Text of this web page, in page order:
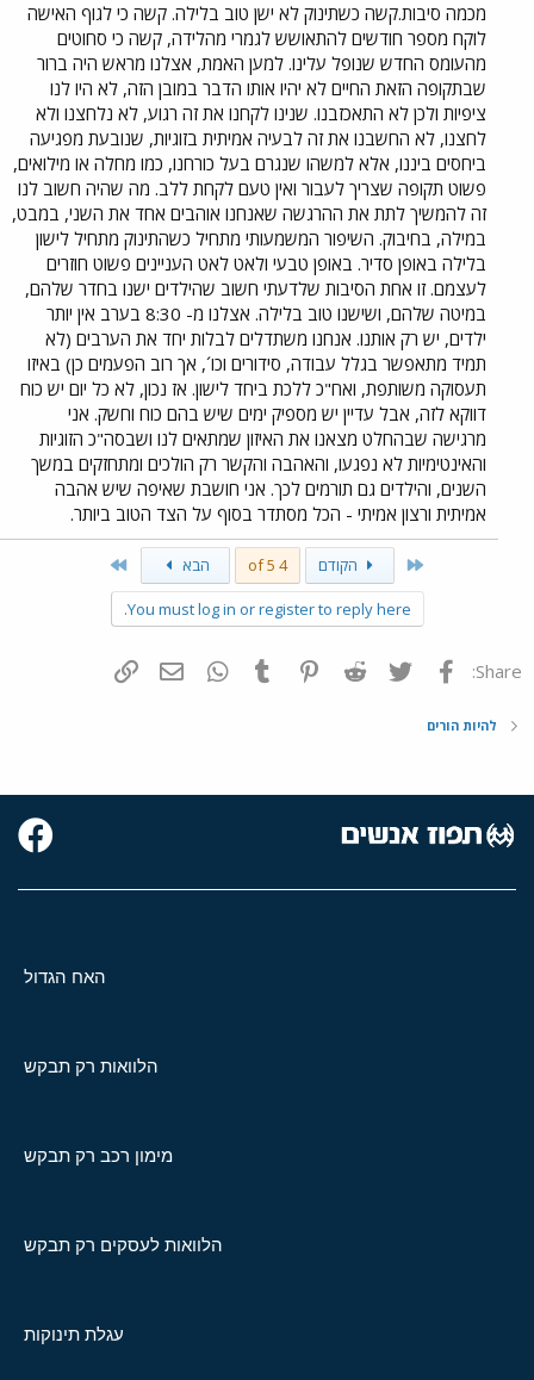
מכמה סיבות.קשה כשתינוק לא ישן טוב בלילה. קשה כי לגוף האישה
לוקח מספר חודשים להתאושש לגמרי מהלידה, קשה כי סחוטים
מהעומס החדש שנופל עלינו. למען האמת, אצלנו מראש היה ברור
שבתקופה הזאת החיים לא יהיו אותו הדבר במובן הזה, לא היו לנו
ציפיות ולכן לא התאכזבנו. שנינו לקחנו את זה רגוע, לא נלחצנו ולא
לחצנו, לא החשבנו את זה לבעיה אמיתית בזוגיות, שנובעת מפגיעה
ביחסים ביננו, אלא למשהו שנגרם בעל כורחנו, כמו מחלה או מילואים,
פשוט תקופה שצריך לעבור ואין טעם לקחת ללב. מה שהיה חשוב לנו
זה להמשיך לתת את ההרגשה שאנחנו אוהבים אחד את השני, במבט,
במילה, בחיבוק. השיפור המשמעותי מתחיל כשהתינוק מתחיל לישון
בלילה באופן סדיר. באופן טבעי ולאט לאט העניינים פשוט חוזרים
לעצמם. זו אחת הסיבות שלדעתי חשוב שהילדים ישנו בחדר שלהם,
במיטה שלהם, ושישנו טוב בלילה. אצלנו מ- 8:30 בערב אין יותר
ילדים, יש רק אותנו. אנחנו משתדלים לבלות יחד את הערבים (לא
תמיד מתאפשר בגלל עבודה, סידורים וכו´, אך רוב הפעמים כן) באיזו
תעסוקה משותפת, ואח"כ ללכת ביחד לישון. אז נכון, לא כל יום יש כוח
דווקא לזה, אבל עדיין יש מספיק ימים שיש בהם כוח וחשק. אני
מרגישה שבהחלט מצאנו את האיזון שמתאים לנו ושבסה"כ הזוגיות
והאינטימיות לא נפגעו, והאהבה והקשר רק הולכים ומתחזקים במשך
השנים, והילדים גם תורמים לכך. אני חושבת שאיפה שיש אהבה
אמיתית ורצון אמיתי - הכל מסתדר בסוף על הצד הטוב ביותר.
First הקודם 4 of 5 הבא
You must log in or register to reply here.
Share: פייסבוק Twitter
Reddit
Pinterest
Tumblr
WhatsAppדואר אלקטרוני
להיות הורים
האח הגדול
הלוואות רק תבקש
מימון רכב רק תבקש
הלוואות לעסקים רק תבקש
עגלת תינוקות